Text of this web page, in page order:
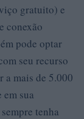
gratuito) e
conexão
pode optar
seu recurso
a mais de 5.000
em sua
tenha